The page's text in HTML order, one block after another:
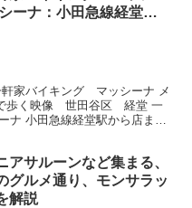
ーナ：小田急線経堂駅
家バイキング マッシーナ メ
歩く映像 世田谷区 経堂 一
小田急線経堂駅から店まで
アサルーンなど集まる、
グルメ通り、モンサラッ
解説